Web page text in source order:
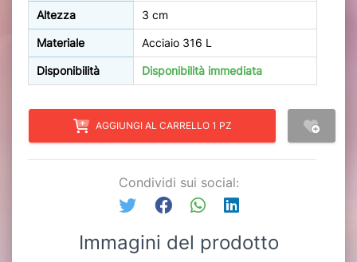
Altezza 3 cm
Materiale Acciaio 316 L
Disponibilità Disponibilità immediata
AGGIUNGI AL CARRELLO 1 PZ
Condividi sui social:
Immagini del prodotto